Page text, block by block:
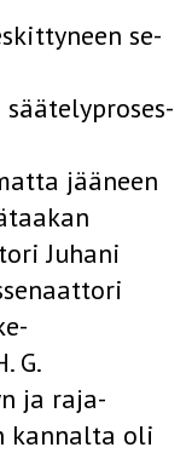
se­
säätelyproses­
jääneen
Juhani
G.
ja raja­
kannalta oli